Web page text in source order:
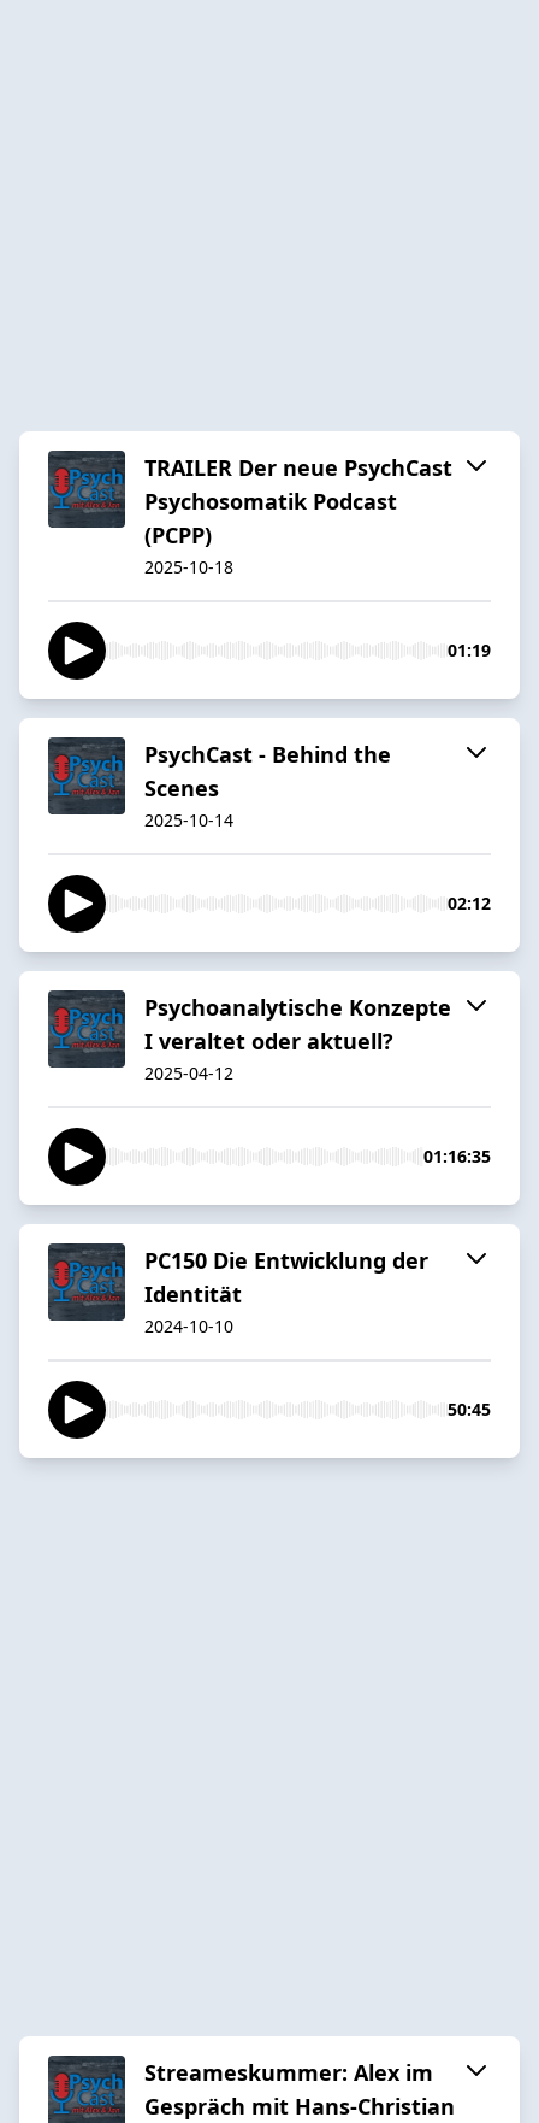
TRAILER Der neue PsychCast
Psychosomatik Podcast
(PCPP)
2025-10-18
01:19
PsychCast - Behind the
Scenes
2025-10-14
02:12
Psychoanalytische Konzepte
I veraltet oder aktuell?
2025-04-12
01:16:35
PC150 Die Entwicklung der
Identität
2024-10-10
50:45
Streameskummer: Alex im
Gespräch mit Hans-Christian